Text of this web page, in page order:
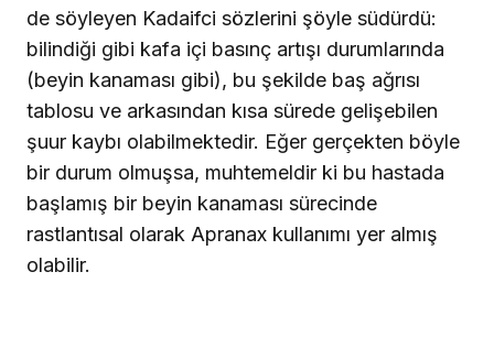
de söyleyen Kadaifci sözlerini şöyle südürdü:
bilindiği gibi kafa içi basınç artışı durumlarında
(beyin kanaması gibi), bu şekilde baş ağrısı
tablosu ve arkasından kısa sürede gelişebilen
şuur kaybı olabilmektedir. Eğer gerçekten böyle
bir durum olmuşsa, muhtemeldir ki bu hastada
başlamış bir beyin kanaması sürecinde
rastlantısal olarak Apranax kullanımı yer almış
olabilir.